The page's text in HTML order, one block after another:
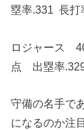
塁率.331 長打
ロジャース
点 出塁率
守備の名手で
になるのか注